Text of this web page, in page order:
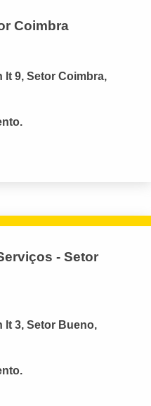
Coimbra
lt 9, Setor Coimbra,
- Setor
lt 3, Setor Bueno,